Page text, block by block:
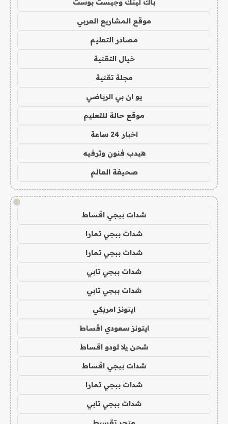
باك لينك وجيست بوست
موقع المشاريع العربي
مصادر التعليم
خيال التقنية
مجلة تقنية
يو ان بي الرياضي
موقع حالة للتعليم
اخبار 24 ساعة
هيدب فنون وترفيه
صحيفة العالم
!
شدات ببجي اقساط
شدات ببجي تمارا
شدات ببجي تمارا
شدات ببجي تابي
شدات ببجي تابي
ايتونز امريكي
ايتونز سعودي اقساط
شحن يلا لودو اقساط
شدات ببجي اقساط
شدات ببجي تمارا
شدات ببجي تابي